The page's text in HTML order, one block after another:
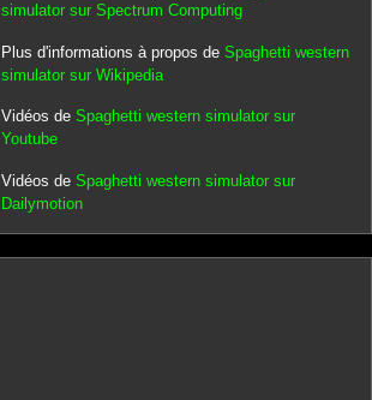
simulator sur Spectrum Computing
Plus d'informations à propos de Spaghetti western
simulator sur Wikipedia
Vidéos de Spaghetti western simulator sur
Youtube
Vidéos de Spaghetti western simulator sur
Dailymotion